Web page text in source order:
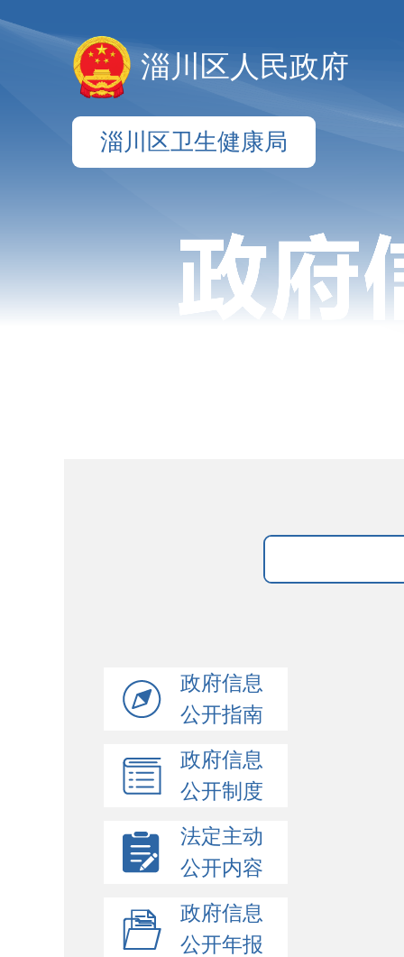
淄川区人民政府
淄川区卫生健康局
政府信息
公开指南
政府信息
公开制度
法定主动
公开内容
政府信息
公开年报